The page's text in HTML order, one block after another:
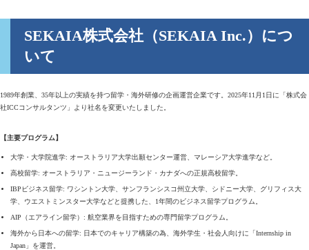
SEKAIA株式会社（SEKAIA Inc.）につ
いて
1989年創業、35年以上の実績を持つ留学・海外研修の企画運営企業です。2025年11月1日に「株式会
社ICCコンサルタンツ」より社名を変更いたしました。
【主要プログラム】
大学・大学院進学: オーストラリア大学出願センター運営、マレーシア大学進学など。
高校留学: オーストラリア・ニュージーランド・カナダへの正規高校留学。
IBPビジネス留学: ワシントン大学、サンフランシスコ州立大学、シドニー大学、グリフィス大
学、ウエストミンスター大学などと提携した、1年間のビジネス留学プログラム。
AIP（エアライン留学）: 航空業界を目指すための専門留学プログラム。
海外から日本への留学: 日本でのキャリア構築の為、海外学生・社会人向けに「Internship in
Japan」を運営。